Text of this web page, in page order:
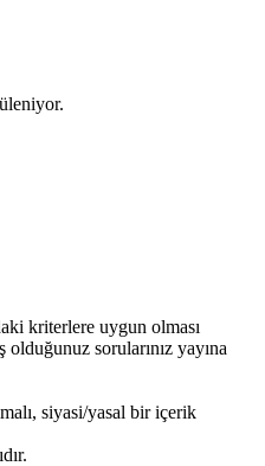
kriterlere uygun olması
sorularınız yayına
siyasi/yasal bir içerik